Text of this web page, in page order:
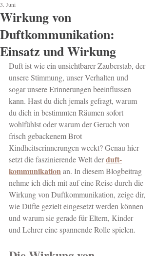
Wirkung von
Duftkommunikation:
Einsatz und Wirkung
3. Juni
Duft ist wie ein unsichtbarer Zauberstab, der
unsere Stimmung, unser Verhalten und
sogar unsere Erinnerungen beeinflussen
kann. Hast du dich jemals gefragt, warum
du dich in bestimmten Räumen sofort
wohlfühlst oder warum der Geruch von
frisch gebackenem Brot
Kindheitserinnerungen weckt? Genau hier
setzt die faszinierende Welt der duft-
kommunikation an. In diesem Blogbeitrag
nehme ich dich mit auf eine Reise durch die
Wirkung von Duftkommunikation, zeige dir,
wie Düfte gezielt eingesetzt werden können
und warum sie gerade für Eltern, Kinder
und Lehrer eine spannende Rolle spielen.